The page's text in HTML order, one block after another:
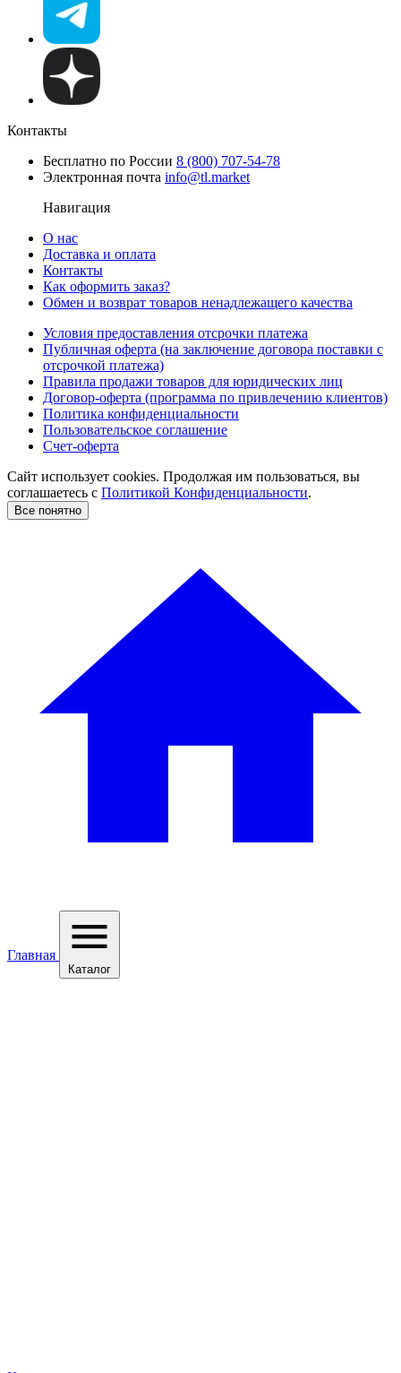
Контакты
Бесплатно по России 8 (800) 707-54-78
Электронная почта info@tl.market
Навигация
О нас
Доставка и оплата
Контакты
Как оформить заказ?
Обмен и возврат товаров ненадлежащего качества
Условия предоставления отсрочки платежа
Публичная оферта (на заключение договора поставки с
отсрочкой платежа)
Правила продажи товаров для юридических лиц
Договор-оферта (программа по привлечению клиентов)
Политика конфиденциальности
Пользовательское соглашение
Счет-оферта
Сайт использует cookies. Продолжая им пользоваться, вы
соглашаетесь c Политикой Конфиденциальности.
Все понятно
Главная
Каталог